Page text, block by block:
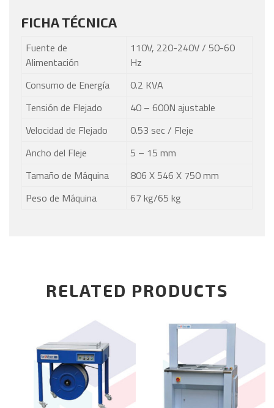
FICHA TÉCNICA
Fuente de
Alimentación
110V, 220-240V / 50-60
Hz
Consumo de Energía
0.2 KVA
Tensión de Flejado
40 – 600N ajustable
Velocidad de Flejado
0.53 sec / Fleje
Ancho del Fleje
5 – 15 mm
Tamaño de Máquina
806 X 546 X 750 mm
Peso de Máquina
67 kg/65 kg
RELATED PRODUCTS